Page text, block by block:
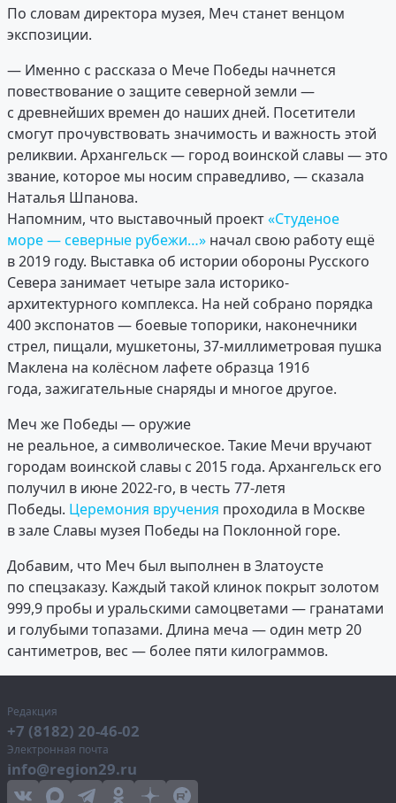
По словам директора музея, Меч станет венцом
экспозиции.
— Именно с рассказа о Мече Победы начнется
повествование о защите северной земли —
с древнейших времен до наших дней. Посетители
смогут прочувствовать значимость и важность этой
реликвии. Архангельск — город воинской славы — это
звание, которое мы носим справедливо, — сказала
Наталья Шпанова.
Напомним, что выставочный проект«Студеное
море — северные рубежи…» начал свою работу ещё
в 2019 году. Выставка об истории обороны Русского
Севера занимает четыре зала историко-
архитектурного комплекса. На ней собрано порядка
400 экспонатов — боевые топорики, наконечники
стрел, пищали, мушкетоны, 37-миллиметровая пушка
Маклена на колёсном лафете образца 1916
года, зажигательные снаряды и многое другое.
Меч же Победы — оружие
не реальное, а символическое. Такие Мечи вручают
городам воинской славы с 2015 года. Архангельск его
получил в июне 2022-го, в честь 77-летя
Победы. Церемония вручения проходила в Москве
в зале Славы музея Победы на Поклонной горе.
Добавим, что Меч был выполнен в Златоусте
по спецзаказу. Каждый такой клинок покрыт золотом
999,9 пробы и уральскими самоцветами — гранатами
и голубыми топазами. Длина меча — один метр 20
сантиметров, вес — более пяти килограммов.
Редакция
+7 (8182) 20-46-02
Электронная почта
info@region29.ru